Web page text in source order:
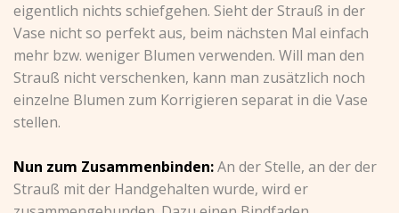
eigentlich nichts schiefgehen. Sieht der Strauß in der
Vase nicht so perfekt aus, beim nächsten Mal einfach
mehr bzw. weniger Blumen verwenden. Will man den
Strauß nicht verschenken, kann man zusätzlich noch
einzelne Blumen zum Korrigieren separat in die Vase
stellen.
Nun zum Zusammenbinden:An der Stelle, an der der
Strauß mit der Handgehalten wurde, wird er